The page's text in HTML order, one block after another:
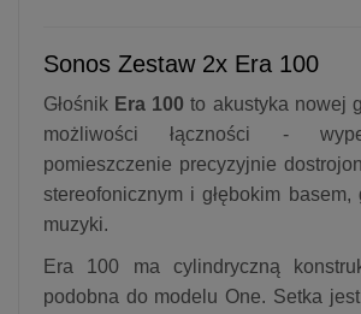
Sonos Zestaw 2x Era 100
Głośnik Era 100 to akustyka nowej
możliwości łączności -
pomieszczenie precyzyjnie
stereofonicznym i głębokim basem,
muzyki.
Era 100 ma cylindryczną
podobna do modelu One. Setka